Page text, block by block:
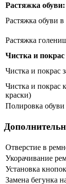
Растяжка обуви:
Растяжка обуви в
Растяжка
Чистка и покрас
Чистка и покрас
Чистка и покрас
краски)
Полировка обуви
Отверстие в
Укорачивание
Установка
Замена бегунка